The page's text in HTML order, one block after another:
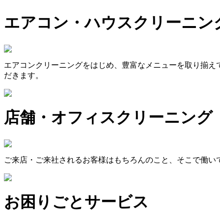
エアコン・ハウスクリーニン
エアコンクリーニングをはじめ、豊富なメニューを取り揃
だきます。
店舗・オフィスクリーニング
ご来店・ご来社されるお客様はもちろんのこと、そこで働
お困りごとサービス